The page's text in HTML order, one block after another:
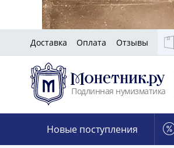
Доставка Оплата Отзывы
Подлинная нумизматика
Новые поступления